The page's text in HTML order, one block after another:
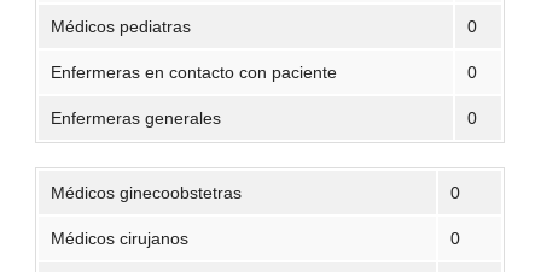
Médicos pediatras 0
Enfermeras en contacto con paciente 0
Enfermeras generales 0
Médicos ginecoobstetras 0
Médicos cirujanos 0